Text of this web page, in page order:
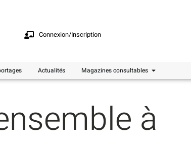
Connexion/Inscription
Actualités Magazines consultables
à